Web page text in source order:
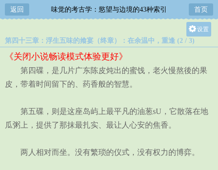
返回 味觉的考古学：慾望与边境的43种索引 首页
设置
关灯
中
第四十三章：浮生五味的飨宴（终章）：在余温中，重逢 (2 / 3)
《关闭小说畅读模式体验更好》
第四碟，是几片广东陈皮炖出的蜜饯，老火慢熬後的果
皮，带着时间留下的、药香般的智慧。
第五碟，则是这座岛屿上最平凡的油葱sU，它散落在地
瓜粥上，提供了那抹最扎实、最让人心安的焦香。
两人相对而坐。没有繁琐的仪式，没有权力的博弈。